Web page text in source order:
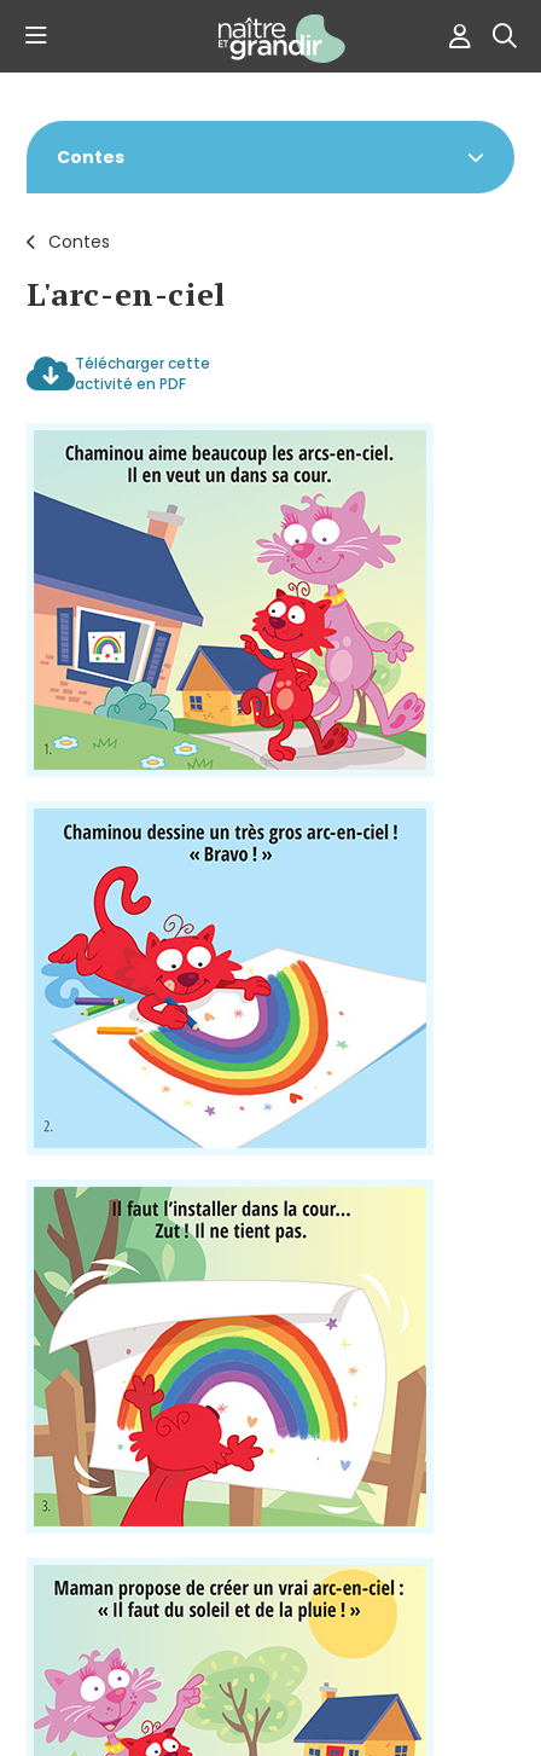
Contes
L'arc-en-ciel
Contes
Télécharger cette
activité en PDF